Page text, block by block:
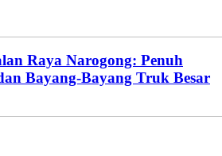
Raya Narogong: Penuh
Bayang-Bayang Truk Besar